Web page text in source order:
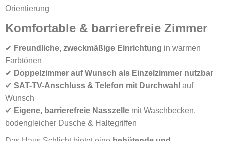
Orientierung
Komfortable & barrierefreie Zimmer
✔ Freundliche, zweckmäßige Einrichtung in warmen
Farbtönen
✔ Doppelzimmer auf Wunsch als Einzelzimmer nutzbar
✔ SAT-TV-Anschluss & Telefon mit Durchwahl auf
Wunsch
✔ Eigene, barrierefreie Nasszelle mit Waschbecken,
bodengleicher Dusche & Haltegriffen